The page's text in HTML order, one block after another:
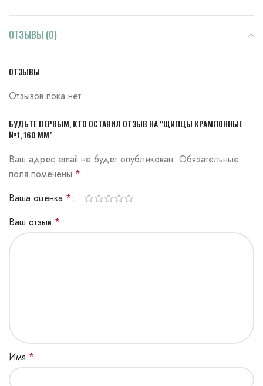
ОТЗЫВЫ (0)
ОТЗЫВЫ
Отзывов пока нет.
БУДЬТЕ ПЕРВЫМ, КТО ОСТАВИЛ ОТЗЫВ НА “ЩИПЦЫ КРАМПОННЫЕ
№1, 160 ММ”
Ваш адрес email не будет опубликован. Обязательные
поля помечены *
Ваша оценка *
Ваш отзыв *
Имя *